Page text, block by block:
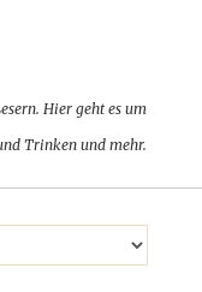
Hier geht es um
Trinken und mehr.